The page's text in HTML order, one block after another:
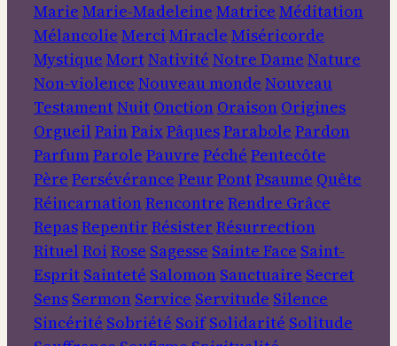
Marie Marie-Madeleine Matrice Méditation
Mélancolie Merci Miracle Miséricorde
Mystique MortNativité Notre Dame Nature
Non-violence Nouveau monde Nouveau
TestamentNuit Onction Oraison Origines
Orgueil PainPaixPâquesParabole Pardon
ParfumParole Pauvre Péché Pentecôte
Père Persévérance Peur PontPsaume Quête
RéincarnationRencontre Rendre Grâce
RepasRepentir Résister Résurrection
Rituel Roi Rose Sagesse Sainte Face Saint-
Esprit Sainteté Salomon Sanctuaire Secret
Sens Sermon Service Servitude Silence
Sincérité Sobriété Soif Solidarité Solitude